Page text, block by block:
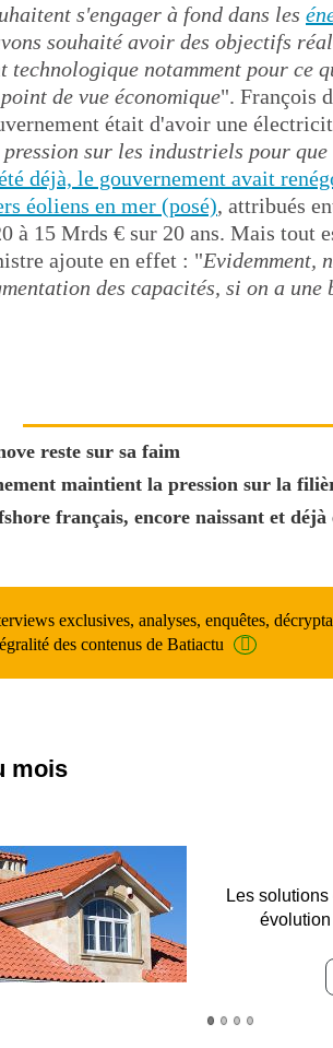
s'engager à fond dans les
souhaité avoir des objectifs
technologique notamment pour ce
de vue économique". François
était d'avoir une
pression sur les industriels pour
déjà, le gouvernement avait
éoliens en mer (posé), attribués
à 15 Mrds € sur 20 ans. Mais tout
ajoute en effet : "Evidemment,
des capacités, si on a une
reste sur sa faim
maintient la pression sur la
français, encore naissant et déjà
exclusives, analyses, enquêtes,
des contenus de Batiactu
mois
Entre
des